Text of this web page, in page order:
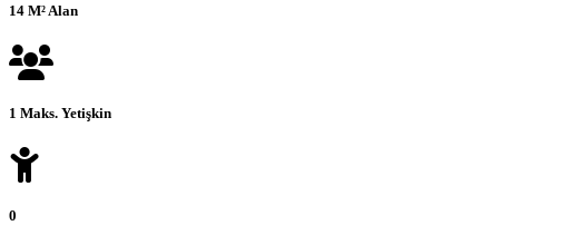
14 M² Alan
1 Maks. Yetişkin
0